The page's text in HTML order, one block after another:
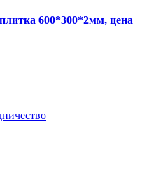
600*300*2мм, цена